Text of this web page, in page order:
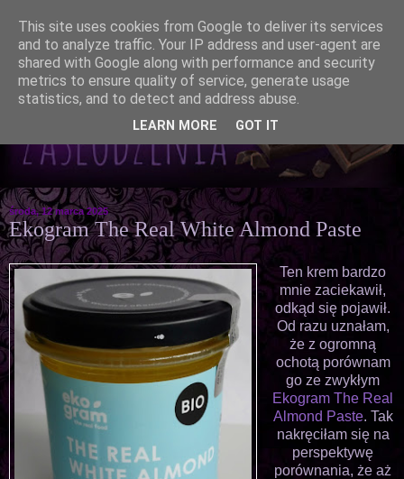
środa, 12 marca 2025
Ekogram The Real White Almond Paste
Ten krem bardzo
mnie zaciekawił,
odkąd się pojawił.
Od razu uznałam,
że z ogromną
ochotą porównam
go ze zwykłym
Ekogram The Real
Almond Paste. Tak
nakręciłam się na
perspektywę
porównania, że aż
This site uses cookies from Google to deliver its services
and to analyze traffic. Your IP address and user-agent are
shared with Google along with performance and security
metrics to ensure quality of service, generate usage
statistics, and to detect and address abuse.
LEARN MORE GOT IT